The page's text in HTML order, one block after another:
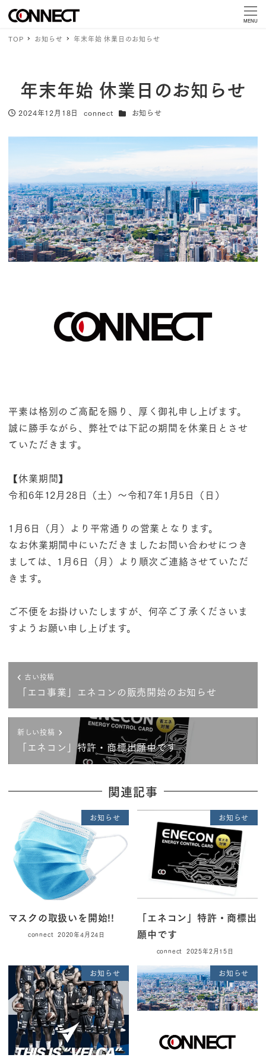
MENU
TOP お知らせ 年末年始 休業日のお知らせ
年末年始 休業日のお知らせ
投稿日2024年12月18日
著
connect カテゴリー
お知らせ
平素は格別のご高配を賜り、厚く御礼申し上げます。
誠に勝手ながら、弊社では下記の期間を休業日とさせ
ていただきます。
【休業期間】
令和6年12月28日（土）～令和7年1月5日（日）
1月6日（月）より平常通りの営業となります。
なお休業期間中にいただきましたお問い合わせにつき
ましては、1月6日（月）より順次ご連絡させていただ
きます。
ご不便をお掛けいたしますが、何卒ご了承くださいま
すようお願い申し上げます。
古い投稿
「エコ事業」エネコンの販売開始のお知らせ
新しい投稿
「エネコン」特許・商標出願中です
関連記事
お知らせ
マスクの取扱いを開始!!
connect 2020年4月24日
お知らせ
「エネコン」特許・商標出
願中です
connect 2025年2月15日
お知らせ お知らせ